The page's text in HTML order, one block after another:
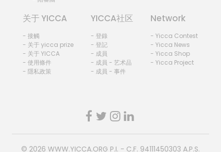
关于 YICCA
- 接觸
- 关于 yicca prize
- 关于 YICCA
- 使用條件
- 隱私政策
YICCA社区
- 登錄
- 登記
- 成員
- 成員 - 艺术品
- 成員 - 事件
Network
- Yicca Contest
- Yicca News
- Yicca Shop
- Yicca Project
© 2026 WWW.YICCA.ORG P.I. - C.F. 94111450303 A.P.S.